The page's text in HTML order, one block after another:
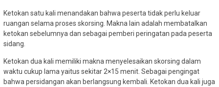
Ketokan satu kali menandakan bahwa peserta tidak perlu keluar
ruangan selama proses skorsing. Makna lain adalah membatalkan
ketokan sebelumnya dan sebagai pemberi peringatan pada peserta
sidang.
Ketokan dua kali memiliki makna menyelesaikan skorsing dalam
waktu cukup lama yaitus sekitar 2×15 menit. Sebagai pengingat
bahwa persidangan akan berlangsung kembali. Ketokan dua kali juga